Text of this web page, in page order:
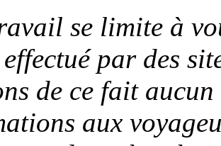
se limite à
par des
de ce fait
aux